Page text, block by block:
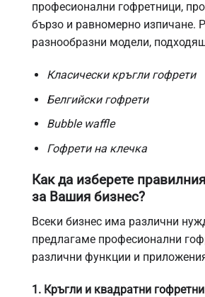
професионални гофретници,
бързо и равномерно изпичане.
разнообразни модели,
Класически кръгли гофрети
Белгийски гофрети
Bubble waffle
Гофрети на клечка
Как да изберете
за Вашия бизнес?
Всеки бизнес има различни
предлагаме професионални
различни функции и
1. Кръгли и квадратни